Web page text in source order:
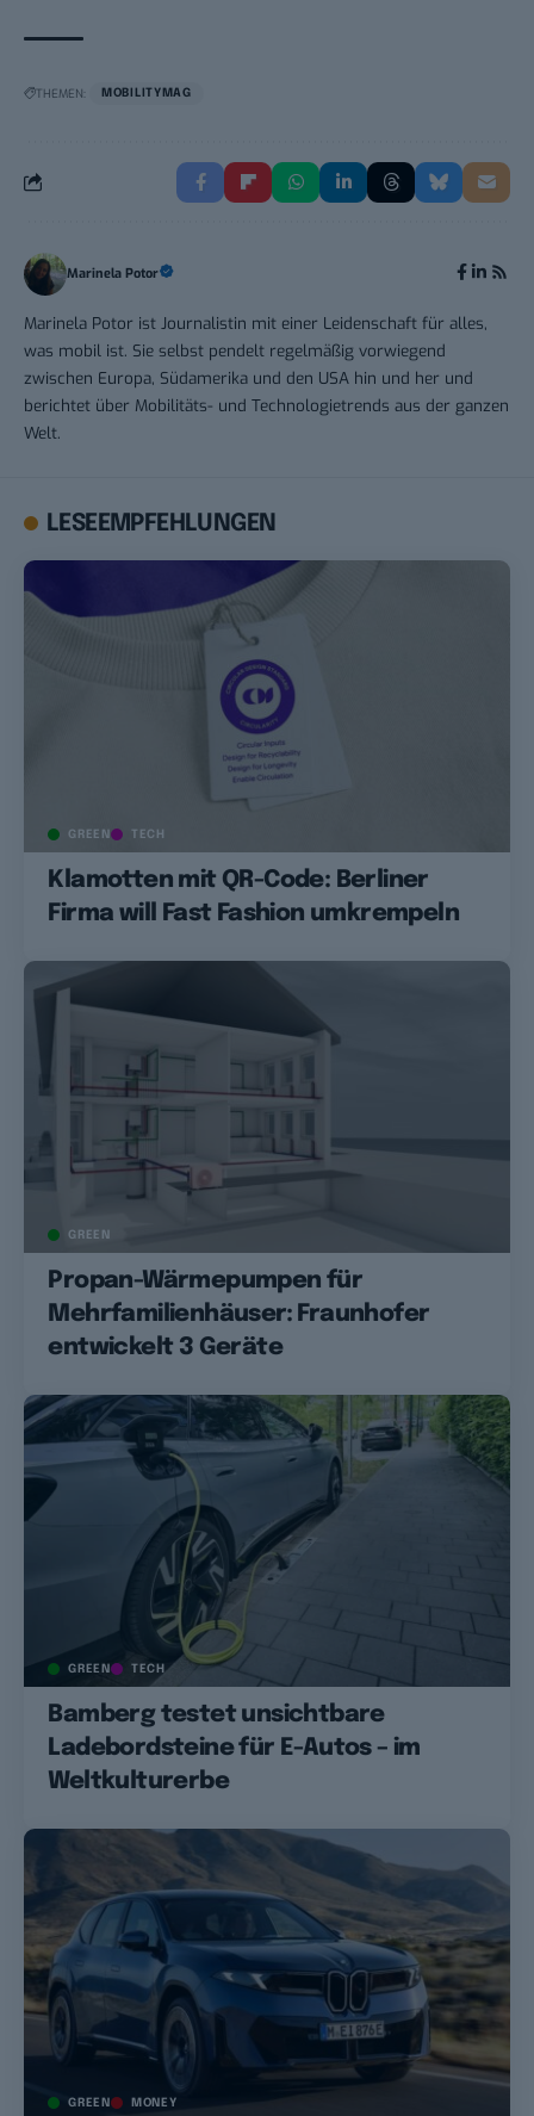
THEMEN: MOBILITYMAG
Marinela Potor
Marinela Potor ist Journalistin mit einer Leidenschaft für alles,
was mobil ist. Sie selbst pendelt regelmäßig vorwiegend
zwischen Europa, Südamerika und den USA hin und her und
berichtet über Mobilitäts- und Technologietrends aus der ganzen
Welt.
LESEEMPFEHLUNGEN
GREEN TECH
Klamotten mit QR-Code: Berliner
Firma will Fast Fashion umkrempeln
GREEN
Propan-Wärmepumpen für
Mehrfamilienhäuser: Fraunhofer
entwickelt 3 Geräte
GREEN TECH
Bamberg testet unsichtbare
Ladebordsteine für E-Autos – im
Weltkulturerbe
GREEN MONEY